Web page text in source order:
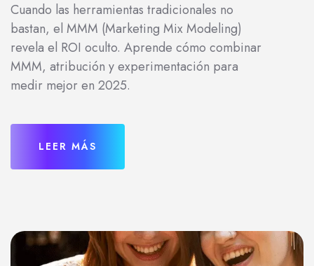
Cuando las herramientas tradicionales no
bastan, el MMM (Marketing Mix Modeling)
revela el ROI oculto. Aprende cómo combinar
MMM, atribución y experimentación para
medir mejor en 2025.
LEER MÁS